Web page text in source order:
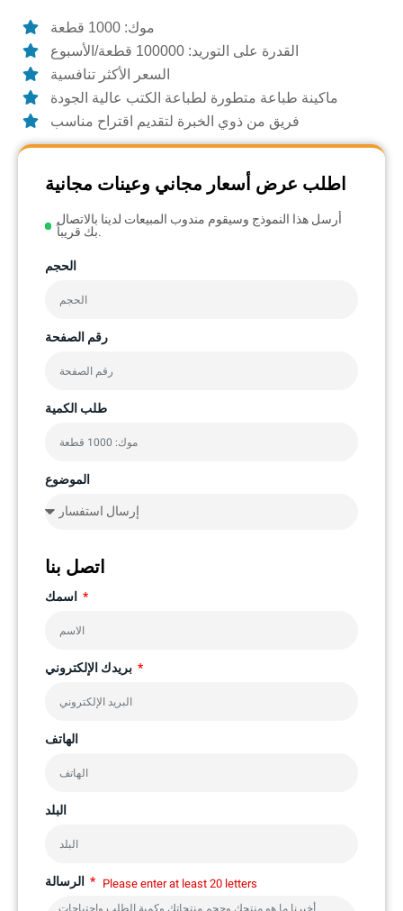
موك: 1000 قطعة
القدرة على التوريد: 100000 قطعة/الأسبوع
السعر الأكثر تنافسية
ماكينة طباعة متطورة لطباعة الكتب عالية الجودة
فريق من ذوي الخبرة لتقديم اقتراح مناسب
اطلب عرض أسعار مجاني وعينات مجانية
أرسل هذا النموذج وسيقوم مندوب المبيعات لدينا بالاتصال
بك قريباً.
الحجم
رقم الصفحة
طلب الكمية
الموضوع
اتصل بنا
الهاتف
البلد
Please enter at least 20 letters